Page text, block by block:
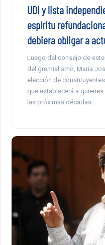
UDI y lista
espíritu
debiera obligar a
Luego del consejo de
del gremialismo, María
elección de
que establecerá a
las próximas décadas.